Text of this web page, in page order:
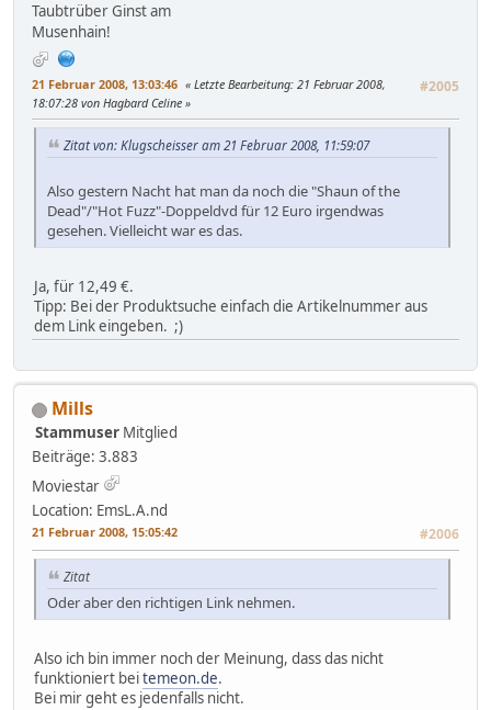
Taubtrüber Ginst am
Musenhain!
21 Februar 2008, 13:03:46 #2005
Letzte Bearbeitung: 21 Februar 2008,
18:07:28 von Hagbard Celine
Zitat von: Klugscheisser am 21 Februar 2008, 11:59:07
Also gestern Nacht hat man da noch die "Shaun of the
Dead"/"Hot Fuzz"-Doppeldvd für 12 Euro irgendwas
gesehen. Vielleicht war es das.
Ja, für 12,49 €.
Tipp: Bei der Produktsuche einfach die Artikelnummer aus
dem Link eingeben. ;)
Mills
Stammuser Mitglied
Beiträge: 3.883
Moviestar
Location: EmsL.A.nd
21 Februar 2008, 15:05:42 #2006
Zitat
Oder aber den richtigen Link nehmen.
Also ich bin immer noch der Meinung, dass das nicht
funktioniert beitemeon.de.
Bei mir geht es jedenfalls nicht.